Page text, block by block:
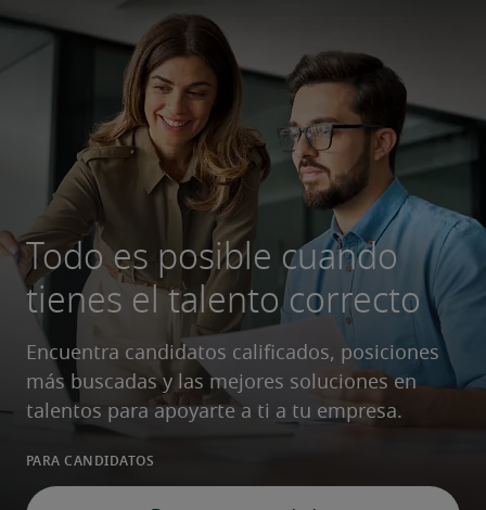
Todo es posible cuando
tienes el talento correcto
Encuentra candidatos calificados, posiciones
más buscadas y las mejores soluciones en
talentos para apoyarte a ti a tu empresa.
Para candidatos